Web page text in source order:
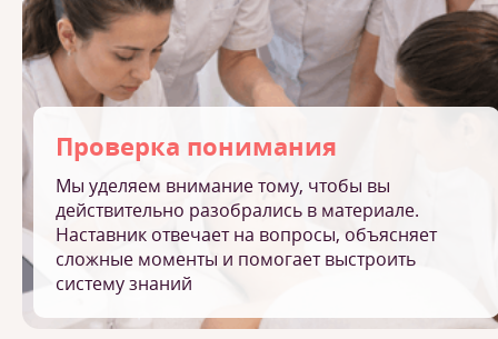
Проверка понимания
Мы уделяем внимание тому, чтобы вы
действительно разобрались в материале.
Наставник отвечает на вопросы, объясняет
сложные моменты и помогает выстроить
систему знаний